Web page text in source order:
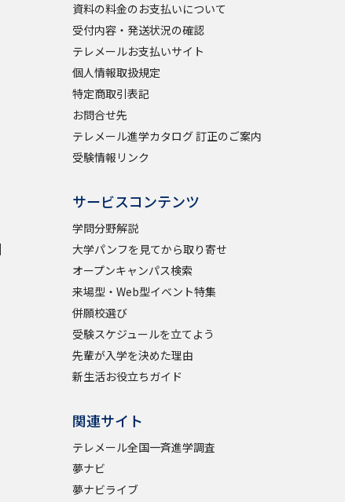
このサイトについて
送状況の確認 テレメール
テレメール進学カタログ
資料の料金のお支払いについて
受付内容・発送状況の確認
テレメールお支払いサイト
個人情報取扱規定
特定商取引表記
お問合せ先
テレメール進学カタログ 訂正のご案内
受験情報リンク
サービスコンテンツ
学問分野解説
大学パンフを見てから取り寄せ
オープンキャンパス検索
来場型・Web型イベント特集
併願校選び
受験スケジュールを立てよう
先輩が入学を決めた理由
新生活お役立ちガイド
関連サイト
テレメール全国一斉進学調査
夢ナビ
夢ナビライブ